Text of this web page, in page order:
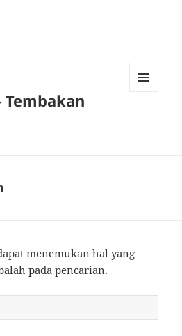
menemukan hal yang
pada pencarian.